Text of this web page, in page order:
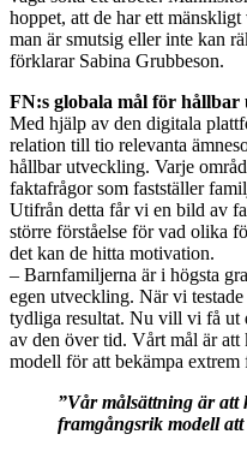
hoppet, att de har ett
man är smutsig eller inte kan
förklarar Sabina Grubbeson.
FN:s globala mål för hållbar
Med hjälp av den digitala
relation till tio relevanta
hållbar utveckling. Varje
faktafrågor som fastställer
Utifrån detta får vi en bild av
större förståelse för vad olika
det kan de hitta motivation.
– Barnfamiljerna är i högsta
egen utveckling. När vi
tydliga resultat. Nu vill vi få ut
av den över tid. Vårt mål är
modell för att bekämpa extrem
”Vår målsättning är att
framgångsrik modell